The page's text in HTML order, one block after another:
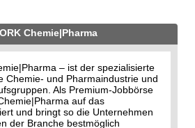
Chemie|Pharma
– ist der spezialisierte
Chemie- und Pharmaindustrie und
Als Premium-Jobbörse
auf das
und bringt so die Unternehmen
der Branche bestmöglich